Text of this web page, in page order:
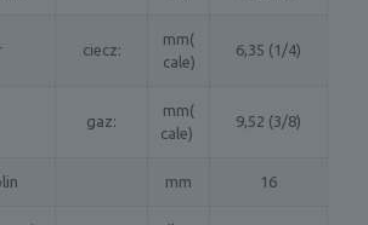
ciecz:
mm(
cale)
6,35 (1/4)
gaz:
mm(
cale)
9,52 (3/8)
mm 16